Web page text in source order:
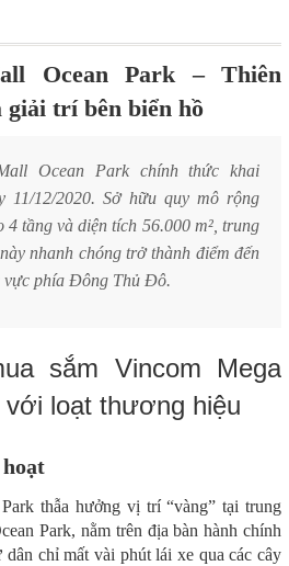
Ocean Park – Thiên
giải trí bên biển hồ
Ocean Park chính thức khai
11/12/2020. Sở hữu quy mô rộng
4 tầng và diện tích 56.000 m², trung
nhanh chóng trở thành điểm đến
vực phía Đông Thủ Đô.
thẫa hưởng vị trí “vàng” tại trung
Park, nằm trên địa bàn hành chính
chỉ mất vài phút lái xe qua các cây